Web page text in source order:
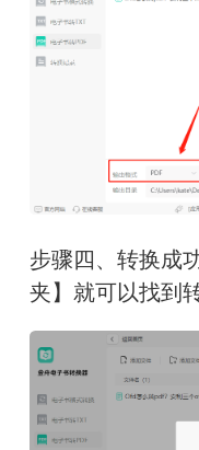
步骤四、转换成
夹】就可以找到